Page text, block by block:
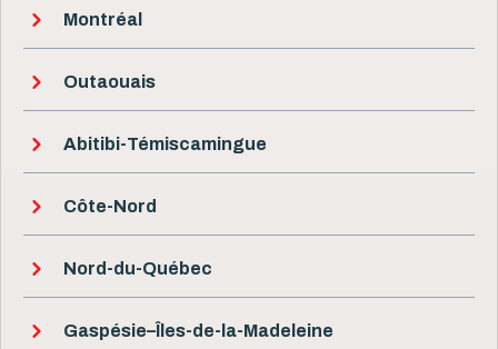
Montréal
Outaouais
Abitibi-Témiscamingue
Côte-Nord
Nord-du-Québec
Gaspésie–Îles-de-la-Madeleine